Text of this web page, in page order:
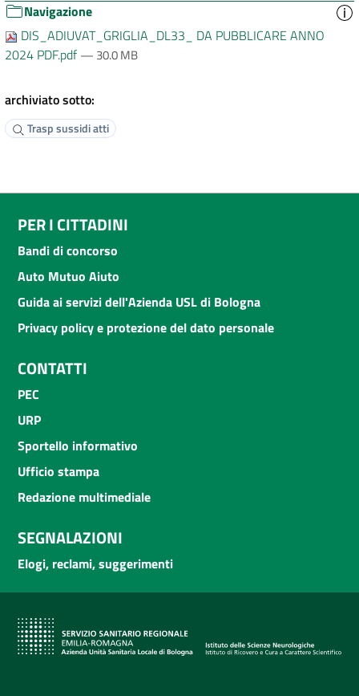
Navigazione
DIS_ADIUVAT_GRIGLIA_DL33_ DA PUBBLICARE ANNO
2024 PDF.pdf— 30.0 MB
archiviato sotto:
Trasp sussidi atti
PER I CITTADINI
Bandi di concorso
Auto Mutuo Aiuto
Guida ai servizi dell'Azienda USL di Bologna
Privacy policy e protezione del dato personale
CONTATTI
PEC
URP
Sportello informativo
Ufficio stampa
Redazione multimediale
SEGNALAZIONI
Elogi, reclami, suggerimenti